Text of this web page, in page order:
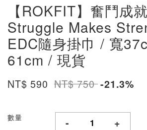
【ROKFIT】奮鬥成
Struggle Makes
EDC隨身掛巾 / 寬
61cm / 現貨
NT$ 590 NT$ 750-21.3%
數量 - +